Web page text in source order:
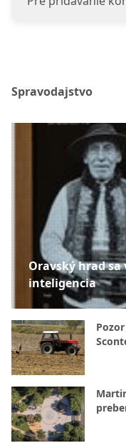
Spravodajstvo
Oravský hrad sa
inteligencia